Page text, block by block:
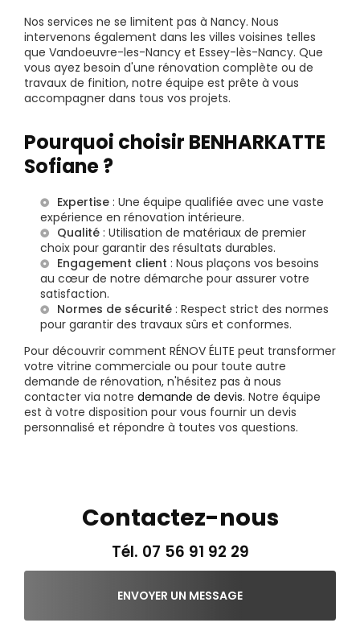
Nos services ne se limitent pas à Nancy. Nous
intervenons également dans les villes voisines telles
que Vandoeuvre-les-Nancy et Essey-lès-Nancy. Que
vous ayez besoin d'une rénovation complète ou de
travaux de finition, notre équipe est prête à vous
accompagner dans tous vos projets.
Pourquoi choisir BENHARKATTE
Sofiane ?
Expertise : Une équipe qualifiée avec une vaste
expérience en rénovation intérieure.
Qualité : Utilisation de matériaux de premier
choix pour garantir des résultats durables.
Engagement client : Nous plaçons vos besoins
au cœur de notre démarche pour assurer votre
satisfaction.
Normes de sécurité : Respect strict des normes
pour garantir des travaux sûrs et conformes.
Pour découvrir comment RÉNOV ÉLITE peut transformer
votre vitrine commerciale ou pour toute autre
demande de rénovation, n'hésitez pas à nous
contacter via notre demande de devis. Notre équipe
est à votre disposition pour vous fournir un devis
personnalisé et répondre à toutes vos questions.
Contactez-nous
Tél. 07 56 91 92 29
ENVOYER UN MESSAGE